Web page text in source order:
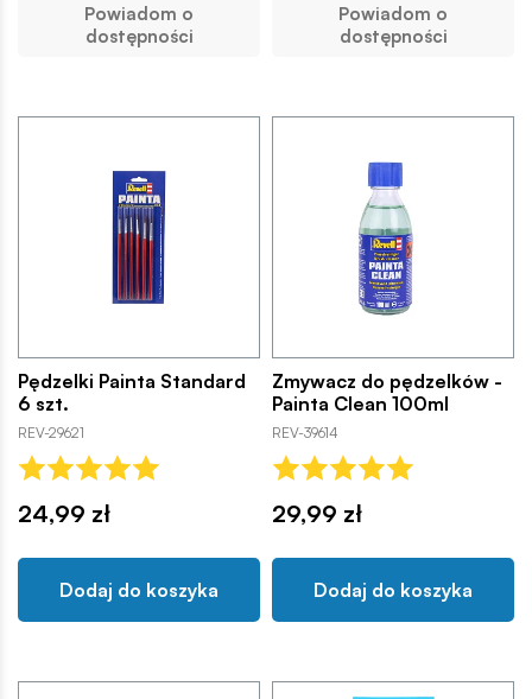
Powiadom o
dostępności
Powiadom o
dostępności
Pędzelki Painta Standard
6 szt.
REV-29621
24,99 zł
Dodaj do koszyka
Zmywacz do pędzelków -
Painta Clean 100ml
REV-39614
29,99 zł
Dodaj do koszyka